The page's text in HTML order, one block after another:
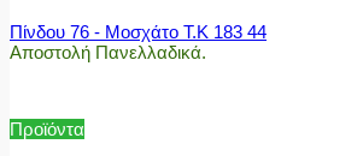
Πίνδου 76 - Μοσχάτο Τ.Κ 183 44
Αποστολή Πανελλαδικά.
Προϊόντα